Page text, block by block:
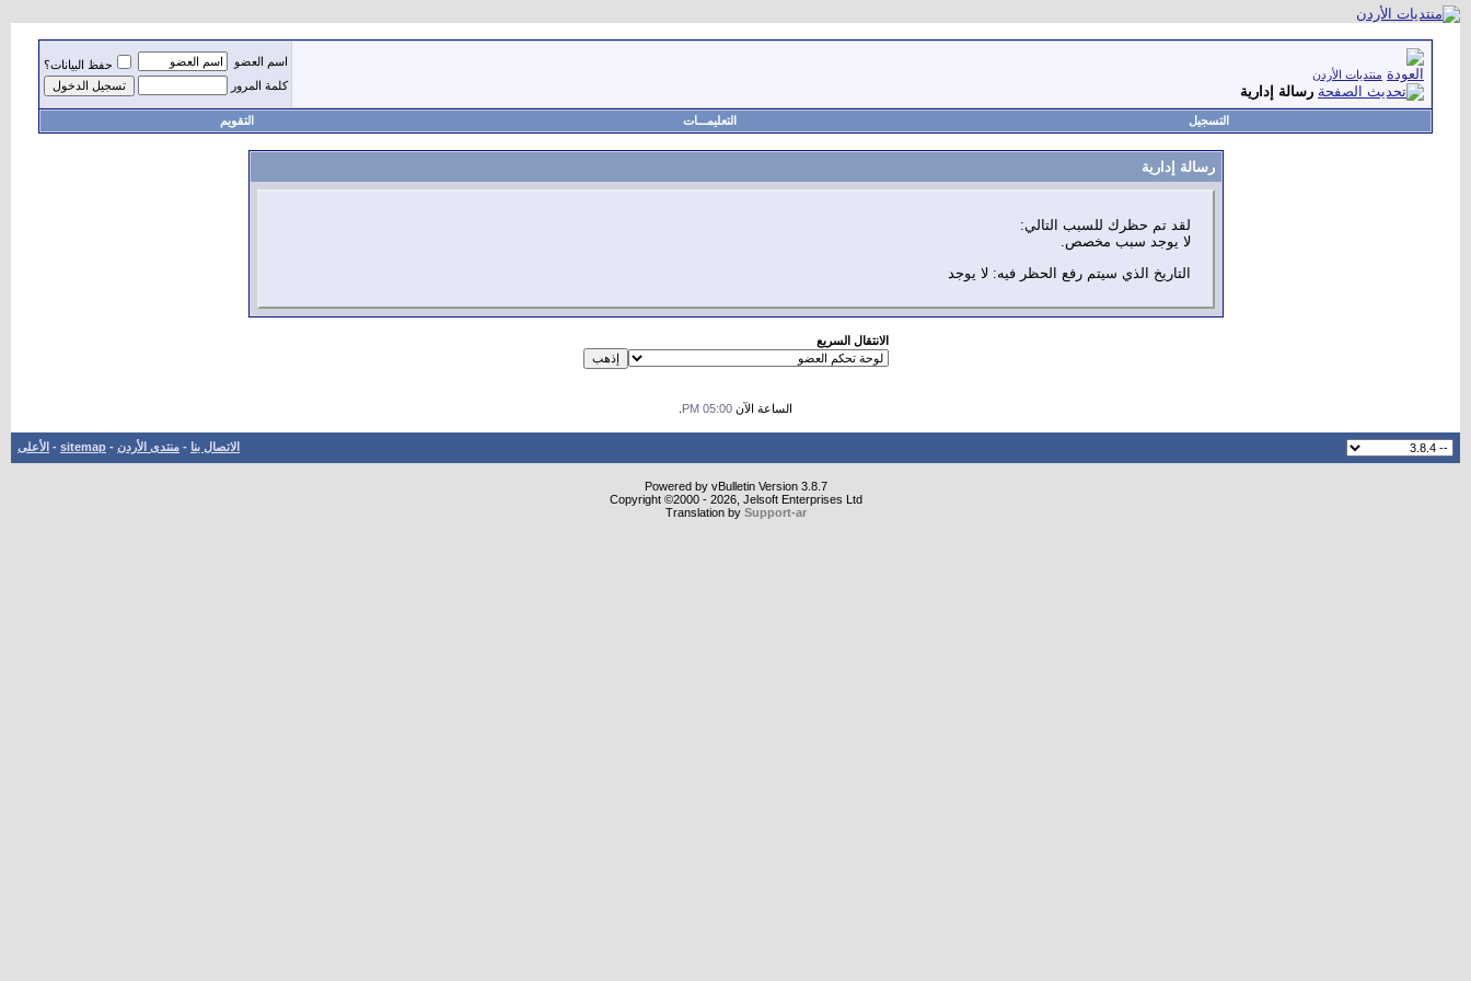
منتديات الأردن
رسالة إدارية
اسم العضو
حفظ البيانات؟
كلمة المرور
التسجيل التعليمـــات التقويم
رسالة إدارية
لقد تم حظرك للسبب التالي:
لا يوجد سبب مخصص.
التاريخ الذي سيتم رفع الحظر فيه: لا يوجد
الانتقال السريع
الساعة الآن 05:00 PM
الاتصال بنا - منتدى الأردن -
sitemap
- الأعلى
Powered by vBulletin Version 3.8.7
Copyright ©2000 - 2026, Jelsoft Enterprises Ltd
Translation by Support-ar